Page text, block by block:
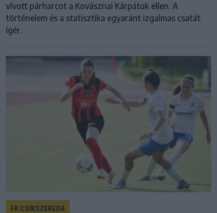
vívott párharcot a Kovásznai Kárpátok ellen. A
történelem és a statisztika egyaránt izgalmas csatát
ígér.
FK CSÍKSZEREDA